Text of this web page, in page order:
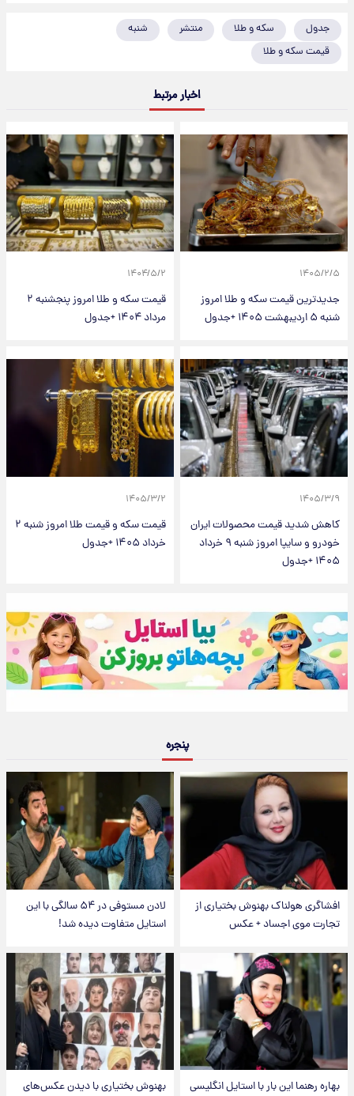
جدول سکه و طلا منتشر
شنبه
قیمت سکه و طلا
اخبار مرتبط
۱۴۰۵/۲/۵
جدیدترین قیمت‌ سکه و طلا امروز
شنبه ۵ اردیبهشت ۱۴۰۵ +جدول
۱۴۰۴/۵/۲
قیمت سکه و طلا امروز پنجشنبه ۲
مرداد ۱۴۰۴ +جدول
۱۴۰۵/۳/۹
کاهش شدید قیمت محصولات ایران
خودرو و سایپا امروز شنبه ۹ خرداد
۱۴۰۵ +جدول
۱۴۰۵/۳/۲
قیمت سکه و قیمت طلا امروز شنبه ۲
خرداد ۱۴۰۵ +جدول
پنجره
افشاگری هولناک بهنوش بختیاری از
تجارت موی اجساد + عکس
لادن مستوفی در ۵۴ سالگی با این
استایل متفاوت دیده شد!
بهاره رهنما این بار با استایل انگلیسی
بهنوش بختیاری با دیدن عکس‌های